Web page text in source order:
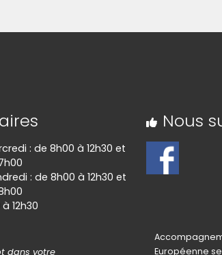
: de 8h00 à 12h30 et
: de 8h00 à 12h30 et
12h30
Nous
dans votre
Européenne